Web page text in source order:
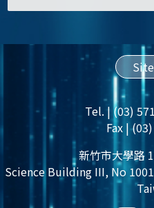
Tel. | (03)
Fax |
新竹市大學路
Science Building III, No